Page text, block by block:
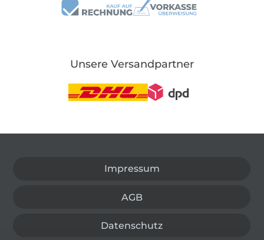
Unsere Versandpartner
Impressum
AGB
Datenschutz